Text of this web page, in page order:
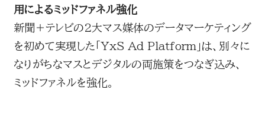
用によるミッドファネル強化
新聞＋テレビの2大マス媒体のデータマーケティング
を初めて実現した「YxS Ad Platform」は、別々に
なりがちなマスとデジタルの両施策をつなぎ込み、
ミッドファネルを強化。